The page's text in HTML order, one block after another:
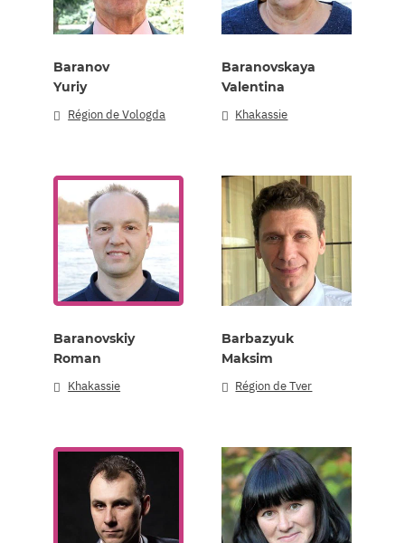
Baranov
Yuriy
Région de Vologda
Baranovskaya
Valentina
Khakassie
Baranovskiy
Roman
Khakassie
Barbazyuk
Maksim
Région de Tver